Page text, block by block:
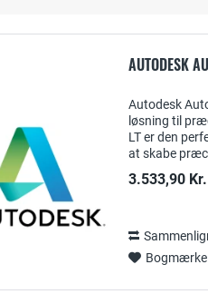
AUTODESK
Autodesk
løsning til
LT er den
at skabe
3.533,90
Bogmærke